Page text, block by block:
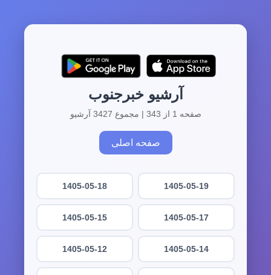
آرشیو خبرجنوب
صفحه 1 از 343 | مجموع 3427 آرشیو
صفحه اصلی
1405-05-19
1405-05-18
1405-05-17
1405-05-15
1405-05-14
1405-05-12